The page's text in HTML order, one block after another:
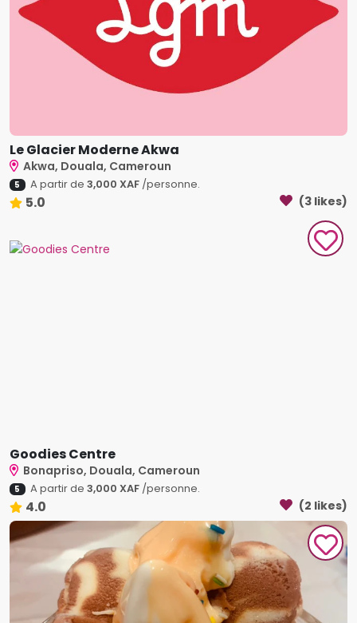
Le Glacier Moderne Akwa
Akwa, Douala, Cameroun
5 A partir de 3,000 XAF/personne.
5.0 (3 likes)
Goodies Centre
Bonapriso, Douala, Cameroun
5 A partir de 3,000 XAF/personne.
4.0 (2 likes)